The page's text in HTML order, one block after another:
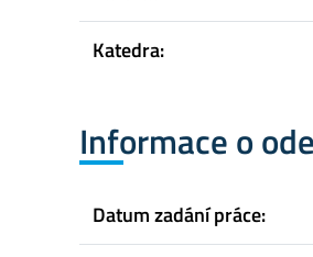
Katedra:
Informace o
Datum zadání práce: